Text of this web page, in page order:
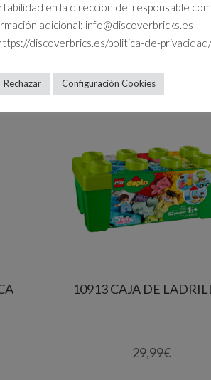
10913 CAJA DE
29,99€
en la dirección del responsable
adicional: info@discoverbricks.es
discoverbrics.es/politica-de-privacidad/
Rechazar Configuración Cookies